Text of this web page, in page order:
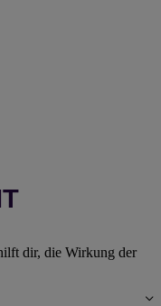
dir, die Wirkung der